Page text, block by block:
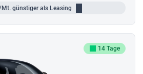
Mt. günstiger als Leasing
14 Tage